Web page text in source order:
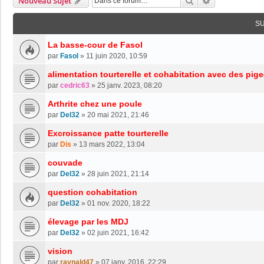
La basse-cour de Fasol
par Fasol » 11 juin 2020, 10:59
alimentation tourterelle et cohabitation avec des
par cedric63 » 25 janv. 2023, 08:20
Arthrite chez une poule
par Del32 » 20 mai 2021, 21:46
Excroissance patte tourterelle
par Dis » 13 mars 2022, 13:04
couvade
par Del32 » 28 juin 2021, 21:14
question cohabitation
par Del32 » 01 nov. 2020, 18:22
élevage par les MDJ
par Del32 » 02 juin 2021, 16:42
vision
par raynald47 » 07 janv. 2016, 22:29